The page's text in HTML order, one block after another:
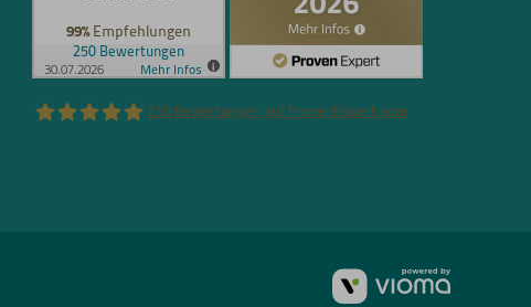
250 Bewertungen auf ProvenExpert.com